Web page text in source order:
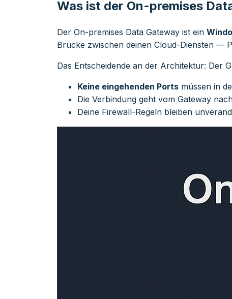
Was ist der On-premises
Der On-premises Data Gateway ist ein
Brücke zwischen deinen Cloud-Diensten —
Das Entscheidende an der Architektur: Der
Keine eingehenden Ports müssen in
Die Verbindung geht vom Gateway
Deine Firewall-Regeln bleiben